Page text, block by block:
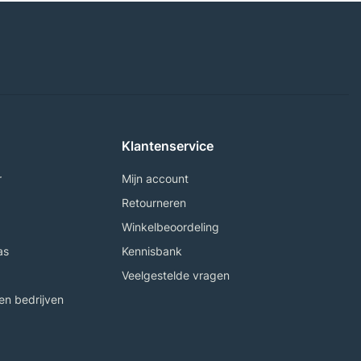
bedrijven
Klantenservice
Mijn account
Retourneren
Winkelbeoordeling
Kennisbank
Veelgestelde vragen